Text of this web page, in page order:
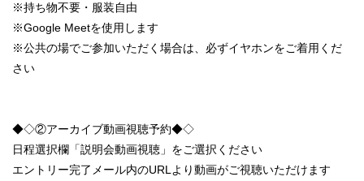
※持ち物不要・服装自由
※Google Meetを使用します
※公共の場でご参加いただく場合は、必ずイヤホンをご着用くだ
さい
◆◇②アーカイブ動画視聴予約◆◇
日程選択欄「説明会動画視聴」をご選択ください
エントリー完了メール内のURLより動画がご視聴いただけます